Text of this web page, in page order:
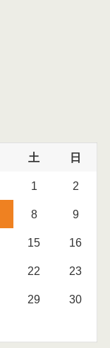
土 日
1 2
8 9
15 16
22 23
29 30